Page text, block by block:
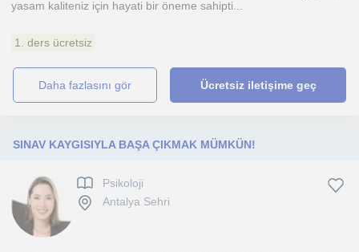
yasam kaliteniz için hayati bir öneme sahipti...
1. ders ücretsiz
daha fazlasını gör Ücretsiz iletişime geç
SINAV KAYGISIYLA BAŞA ÇIKMAK MÜMKÜN!
Psikoloji
Antalya Sehri